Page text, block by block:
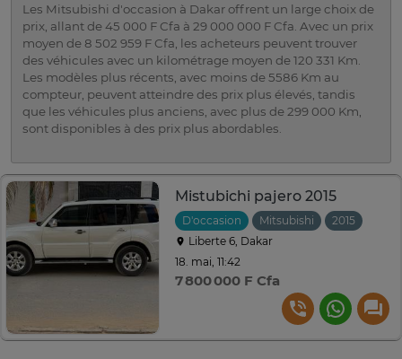
Les Mitsubishi d'occasion à Dakar offrent un large choix de
prix, allant de 45 000 F Cfa à 29 000 000 F Cfa. Avec un prix
moyen de 8 502 959 F Cfa, les acheteurs peuvent trouver
des véhicules avec un kilométrage moyen de 120 331 Km.
Les modèles plus récents, avec moins de 5586 Km au
compteur, peuvent atteindre des prix plus élevés, tandis
que les véhicules plus anciens, avec plus de 299 000 Km,
sont disponibles à des prix plus abordables.
Mistubichi pajero 2015
D'occasion Mitsubishi 2015
Liberte 6, Dakar
18. mai, 11:42
7 800 000 F Cfa